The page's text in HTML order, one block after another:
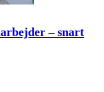
– snart